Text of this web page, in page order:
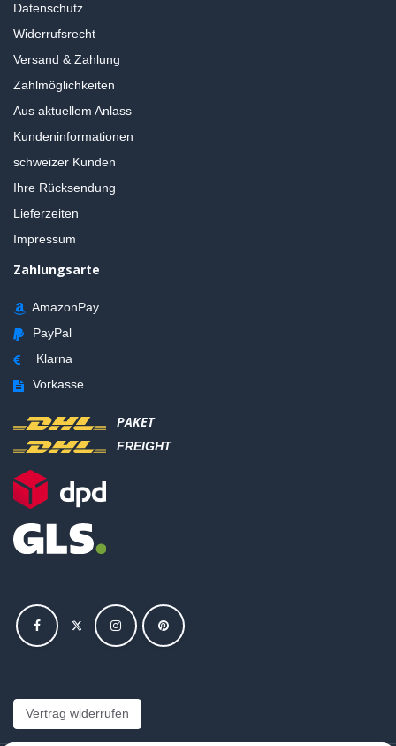
Datenschutz
Widerrufsrecht
Versand & Zahlung
Zahlmöglichkeiten
Aus aktuellem Anlass
Kundeninformationen
schweizer Kunden
Ihre Rücksendung
Lieferzeiten
Impressum
Zahlungsarte
AmazonPay
PayPal
Klarna
Vorkasse
PAKET
FREIGHT
Vertrag widerrufen